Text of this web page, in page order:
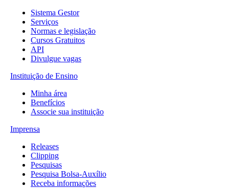
Sistema Gestor
Serviços
Normas e legislação
Cursos Gratuitos
API
Divulgue vagas
Instituição de Ensino
Minha área
Benefícios
Associe sua instituição
Imprensa
Releases
Clipping
Pesquisas
Pesquisa Bolsa-Auxílio
Receba informações